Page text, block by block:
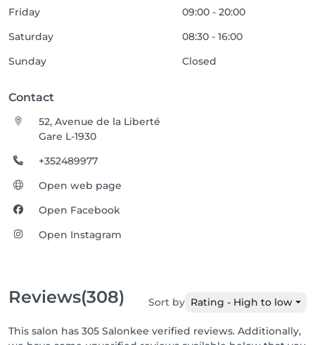
Friday
09:00 - 20:00
Saturday
08:30 - 16:00
Sunday
Closed
Contact
52, Avenue de la Liberté
Gare L-1930
+352489977
Open web page
Open Facebook
Open Instagram
Reviews(308) Sort by Rating - High to low
This salon has 305 Salonkee verified reviews. Additionally,